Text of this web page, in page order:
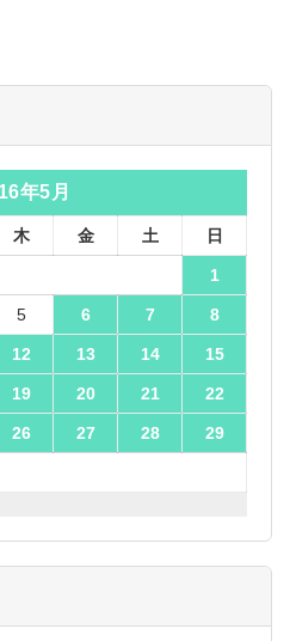
年5月
木 金 土 日
1
5 6 7 8
12 13 14 15
19 20 21 22
26 27 28 29